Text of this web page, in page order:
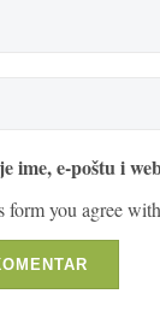
ime, e-poštu i
form you agree